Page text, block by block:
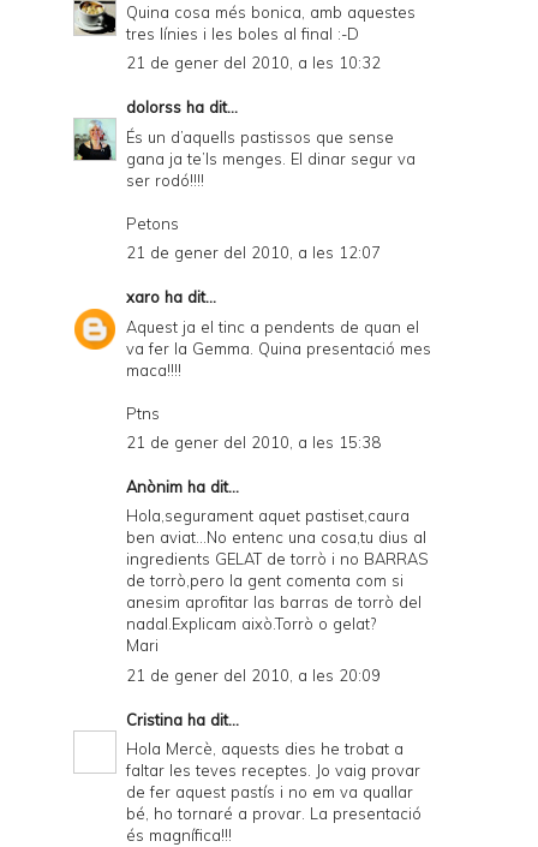
Quina cosa més bonica, amb aquestes
tres línies i les boles al final :-D
21 de gener del 2010, a les 10:32
dolorss ha dit...
És un d’aquells pastissos que sense
gana ja te’ls menges. El dinar segur va
ser rodó!!!!
Petons
21 de gener del 2010, a les 12:07
xaro ha dit...
Aquest ja el tinc a pendents de quan el
va fer la Gemma. Quina presentació mes
maca!!!!
Ptns
21 de gener del 2010, a les 15:38
Anònim ha dit...
Hola,segurament aquet pastiset,caura
ben aviat...No entenc una cosa,tu dius al
ingredients GELAT de torrò i no BARRAS
de torrò,pero la gent comenta com si
anesim aprofitar las barras de torrò del
nadal.Explicam això.Torrò o gelat?
Mari
21 de gener del 2010, a les 20:09
Cristina ha dit...
Hola Mercè, aquests dies he trobat a
faltar les teves receptes. Jo vaig provar
de fer aquest pastís i no em va quallar
bé, ho tornaré a provar. La presentació
és magnífica!!!